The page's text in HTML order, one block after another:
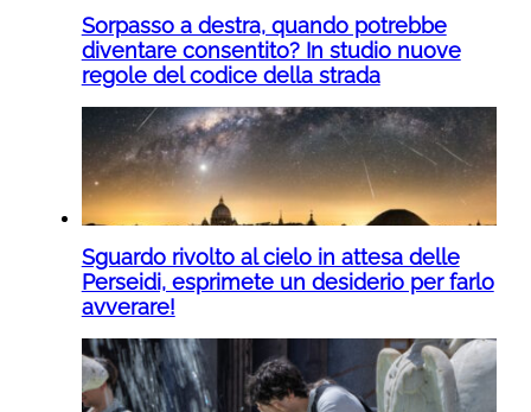
Sorpasso a destra, quando potrebbe
diventare consentito? In studio nuove
regole del codice della strada
Sguardo rivolto al cielo in attesa delle
Perseidi, esprimete un desiderio per farlo
avverare!